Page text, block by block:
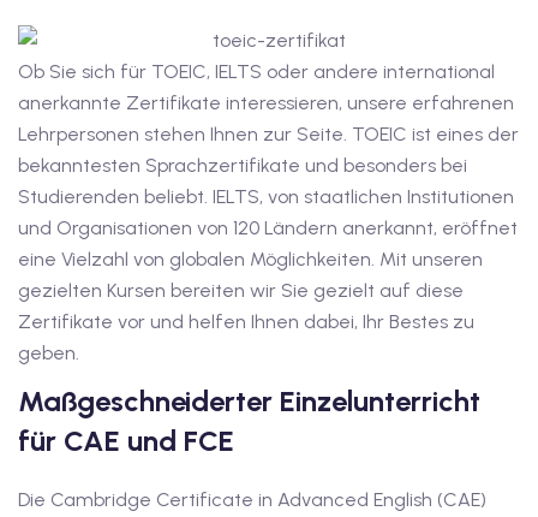
mit Gutschein
mit Gutschein B1
mit
B2
Deutschkurse mit
mit
mit Gutschein
Ob Sie sich für TOEIC, IELTS oder andere international
anerkannte Zertifikate interessieren, unsere erfahrenen
Lehrpersonen stehen Ihnen zur Seite. TOEIC ist eines der
bekanntesten Sprachzertifikate und besonders bei
Studierenden beliebt. IELTS, von staatlichen Institutionen
und Organisationen von 120 Ländern anerkannt, eröffnet
eine Vielzahl von globalen Möglichkeiten. Mit unseren
gezielten Kursen bereiten wir Sie gezielt auf diese
Zertifikate vor und helfen Ihnen dabei, Ihr Bestes zu
geben.
Maßgeschneiderter Einzelunterricht
für CAE und FCE
Die Cambridge Certificate in Advanced English (CAE)